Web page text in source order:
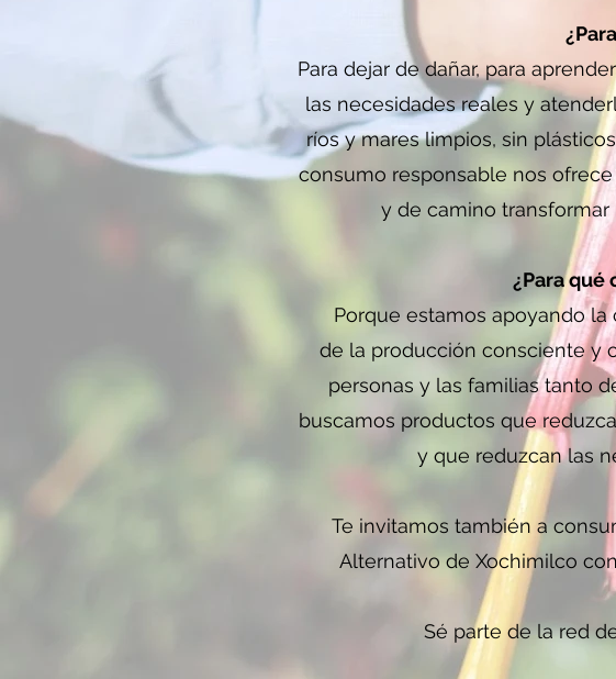
Para dejar de dañar, para
las necesidades reales y
ríos y mares limpios, sin
consumo responsable nos
y de camino transformar
¿Para qué
Porque estamos apoyando
de la producción consciente y
personas y las familias tanto
buscamos productos que
y que reduzcan las
Te invitamos también a
Alternativo de Xochimilco
Sé parte de la red